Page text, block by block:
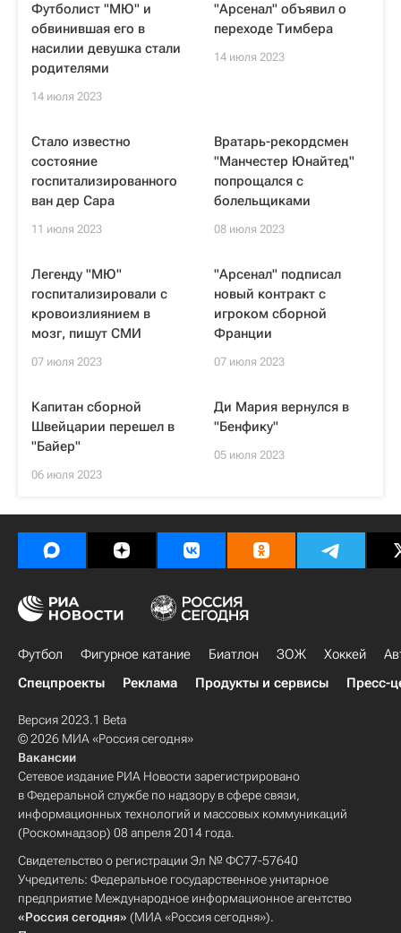
Футболист "МЮ" и
обвинившая его в
насилии девушка стали
родителями
14 июля 2023
"Арсенал" объявил о
переходе Тимбера
14 июля 2023
Стало известно
состояние
госпитализированного
ван дер Сара
11 июля 2023
Вратарь-рекордсмен
"Манчестер Юнайтед"
попрощался c
болельщиками
08 июля 2023
Легенду "МЮ"
госпитализировали с
кровоизлиянием в
мозг, пишут СМИ
07 июля 2023
"Арсенал" подписал
новый контракт с
игроком сборной
Франции
07 июля 2023
Капитан сборной
Швейцарии перешел в
"Байер"
06 июля 2023
Ди Мария вернулся в
"Бенфику"
05 июля 2023
Футбол Фигурное катание Биатлон ЗОЖ Хоккей
Спецпроекты
Реклама Продукты и сервисы Пресс-
Версия 2023.1 Beta
© 2026 МИА «Россия сегодня»
Вакансии
Сетевое издание РИА Новости зарегистрировано
в Федеральной службе по надзору в сфере связи,
информационных технологий и массовых коммуникаций
(Роскомнадзор) 08 апреля 2014 года.
Свидетельство о регистрации Эл № ФС77-57640
Учредитель: Федеральное государственное унитарное
предприятие Международное информационное агентство
«Россия сегодня» (МИА «Россия сегодня»).